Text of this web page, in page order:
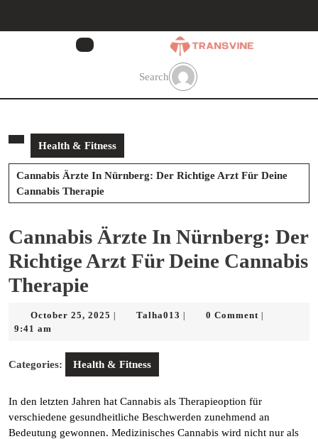
Search
Health & Fitness
Cannabis Ärzte In Nürnberg: Der Richtige Arzt Für Deine
Cannabis Therapie
Cannabis Ärzte In Nürnberg: Der
Richtige Arzt Für Deine Cannabis
Therapie
October 25, 2025 OctoberTalha013 Talha0130 Comment
9:41 am
Categories: Health & Fitness
In den letzten Jahren hat Cannabis als Therapieoption für
verschiedene gesundheitliche Beschwerden zunehmend an
Bedeutung gewonnen. Medizinisches Cannabis wird nicht nur als